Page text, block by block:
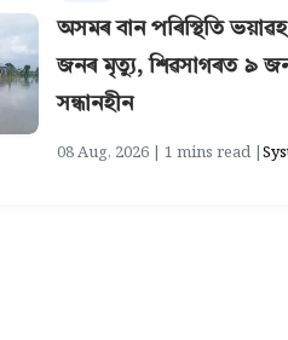
অসমৰ বান পৰিস্থিতি
জনৰ মৃত্যু, শিৱসাগৰত ৯
সন্ধানহীন
08 Aug, 2026 | 1 mins read |